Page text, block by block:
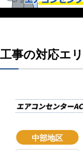
工事の対応エ
中部地区